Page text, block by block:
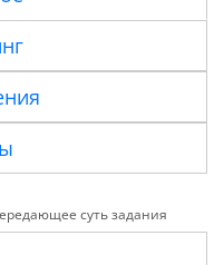
суть задания